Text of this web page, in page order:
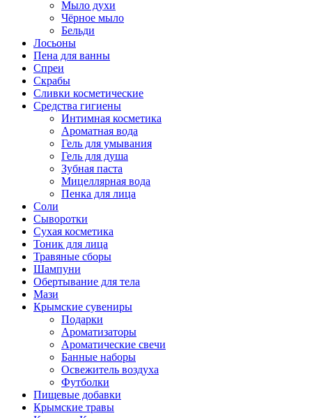
Мыло духи
Чёрное мыло
Бельди
Лосьоны
Пена для ванны
Спреи
Скрабы
Сливки косметические
Средства гигиены
Интимная косметика
Ароматная вода
Гель для умывания
Гель для душа
Зубная паста
Мицеллярная вода
Пенка для лица
Соли
Сыворотки
Сухая косметика
Тоник для лица
Травяные сборы
Шампуни
Обертывание для тела
Мази
Крымские сувениры
Подарки
Ароматизаторы
Ароматические свечи
Банные наборы
Освежитель воздуха
Футболки
Пищевые добавки
Крымские травы